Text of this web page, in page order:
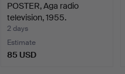
POSTER, Aga radio
television, 1955.
2 days
Estimate
85 USD